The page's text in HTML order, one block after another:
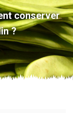
conserver
?